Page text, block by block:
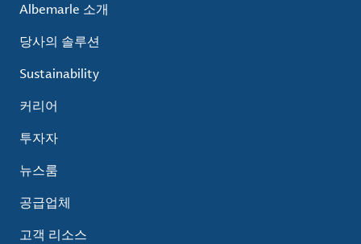
Albemarle 소개
당사의 솔루션
Sustainability
커리어
투자자
뉴스룸
공급업체
고객 리소스